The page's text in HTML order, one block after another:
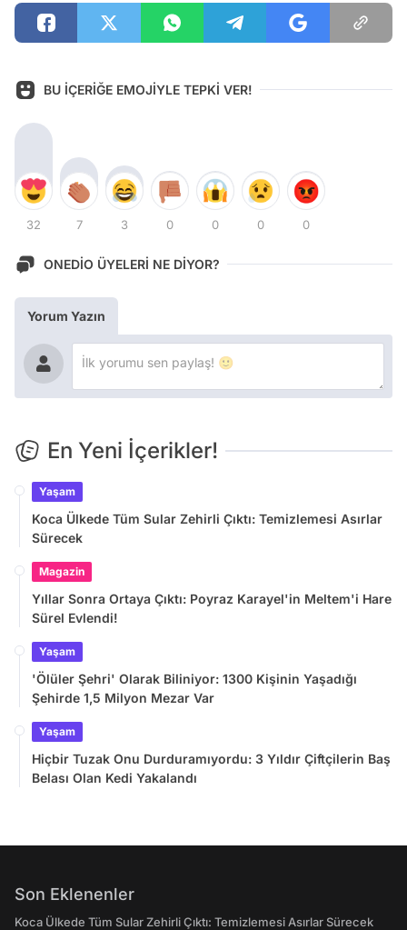
BU İÇERİĞE EMOJİYLE TEPKİ VER!
32 7 3 0 0 0 0
ONEDİO ÜYELERİ NE DİYOR?
Yorum Yazın
En Yeni İçerikler!
Yaşam
Koca Ülkede Tüm Sular Zehirli Çıktı: Temizlemesi Asırlar
Sürecek
Magazin
Yıllar Sonra Ortaya Çıktı: Poyraz Karayel'in Meltem'i Hare
Sürel Evlendi!
Yaşam
'Ölüler Şehri' Olarak Biliniyor: 1300 Kişinin Yaşadığı
Şehirde 1,5 Milyon Mezar Var
Yaşam
Hiçbir Tuzak Onu Durduramıyordu: 3 Yıldır Çiftçilerin Baş
Belası Olan Kedi Yakalandı
Son Eklenenler
Koca Ülkede Tüm Sular Zehirli Çıktı: Temizlemesi Asırlar Sürecek